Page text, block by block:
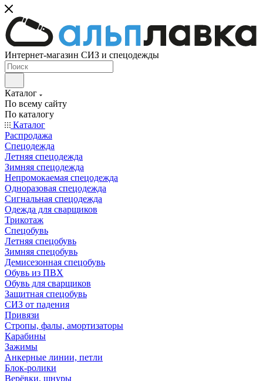
Интернет-магазин СИЗ и спецодежды
Каталог
По всему сайту
По каталогу
Каталог
Распродажа
Спецодежда
Летняя спецодежда
Зимняя спецодежда
Непромокаемая спецодежда
Одноразовая спецодежда
Сигнальная спецодежда
Одежда для сварщиков
Трикотаж
Спецобувь
Летняя спецобувь
Зимняя спецобувь
Демисезонная спецобувь
Обувь из ПВХ
Обувь для сварщиков
Защитная спецобувь
СИЗ от падения
Привязи
Стропы, фалы, амортизаторы
Карабины
Зажимы
Анкерные линии, петли
Блок-ролики
Верёвки, шнуры